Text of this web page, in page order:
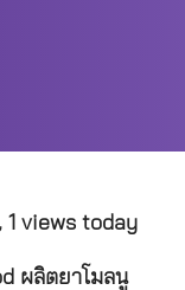
, 1 views today
ผลิตยาโมลนู